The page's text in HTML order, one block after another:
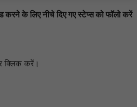
के लिए नीचे दिए गए स्टेप्स को फॉलो करें
क्लिक करें।